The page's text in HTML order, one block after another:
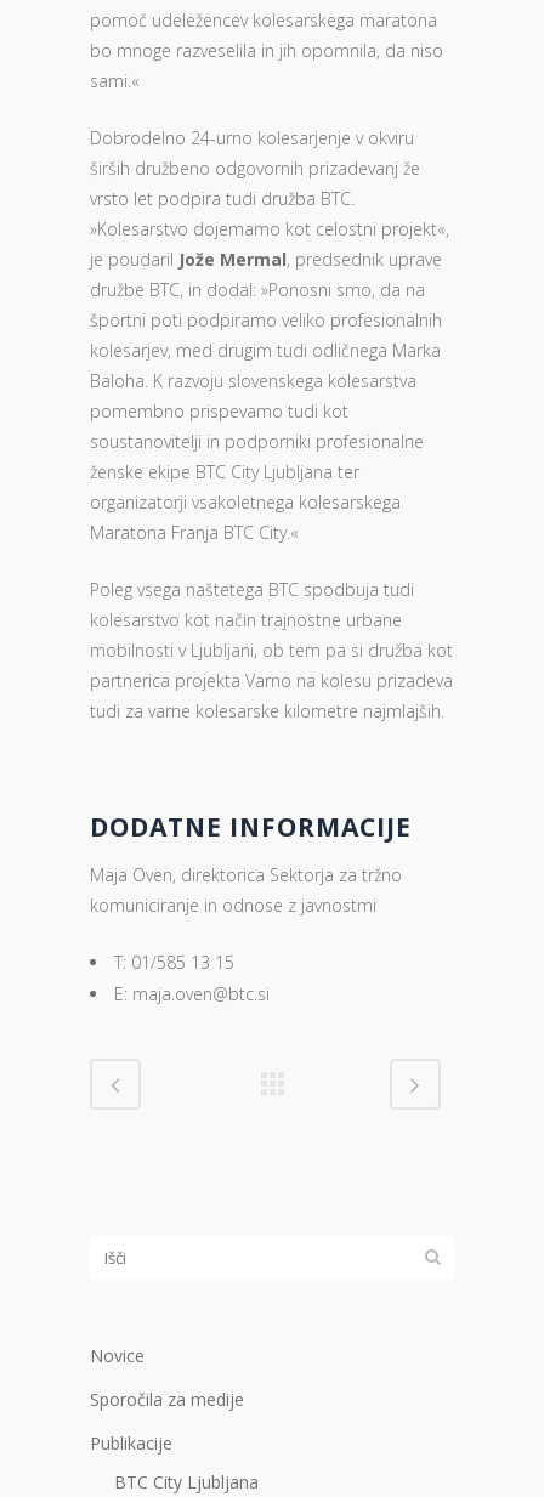
pomoč udeležencev kolesarskega maratona
bo mnoge razveselila in jih opomnila, da niso
sami.«
Dobrodelno 24-urno kolesarjenje v okviru
širših družbeno odgovornih prizadevanj že
vrsto let podpira tudi družba BTC.
»Kolesarstvo dojemamo kot celostni projekt«,
je poudaril Jože Mermal, predsednik uprave
družbe BTC, in dodal: »Ponosni smo, da na
športni poti podpiramo veliko profesionalnih
kolesarjev, med drugim tudi odličnega Marka
Baloha. K razvoju slovenskega kolesarstva
pomembno prispevamo tudi kot
soustanovitelji in podporniki profesionalne
ženske ekipe BTC City Ljubljana ter
organizatorji vsakoletnega kolesarskega
Maratona Franja BTC City.«
Poleg vsega naštetega BTC spodbuja tudi
kolesarstvo kot način trajnostne urbane
mobilnosti v Ljubljani, ob tem pa si družba kot
partnerica projekta Varno na kolesu prizadeva
tudi za varne kolesarske kilometre najmlajših.
DODATNE INFORMACIJE
Maja Oven, direktorica Sektorja za tržno
komuniciranje in odnose z javnostmi
T: 01/585 13 15
E: maja.oven@btc.si
Novice
Sporočila za medije
Publikacije
BTC City Ljubljana